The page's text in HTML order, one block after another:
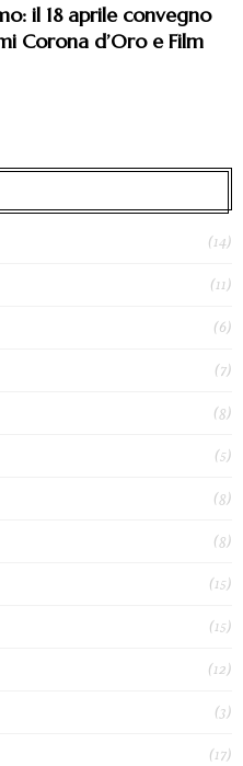
il 18 aprile convegno
Corona d’Oro e Film
(14)
(11)
(6)
(7)
(8)
(5)
(8)
(8)
(15)
(15)
(12)
(3)
(17)